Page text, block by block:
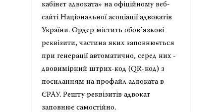
кабінет адвоката» на офіційному веб-
сайті Національної асоціації адвокатів
України. Ордер містить обов’язкові
реквізити, частина яких заповнюється
при генерації автоматично, серед них -
двовимірний штрих-код (QR-код) з
посиланням на профайл адвоката в
ЄРАУ. Решту реквізитів адвокат
заповнює самостійно.